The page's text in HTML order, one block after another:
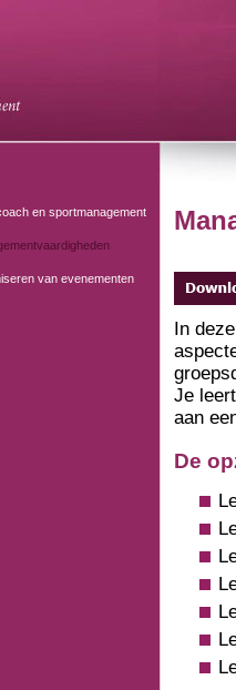
en sportmanagement
van evenementen
In
Je
aan
De